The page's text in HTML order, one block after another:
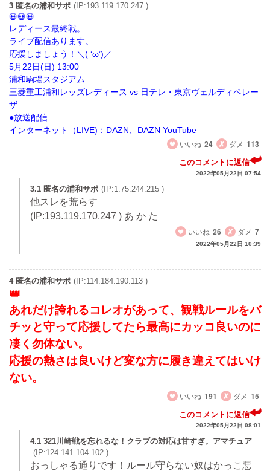
3 匿名の浦和サポ (IP:193.119.170.247 )
レディース最終戦。
ライブ配信あります。
応援しましょう！＼( ‘ω’)／
5月22日(日) 13:00
浦和駒場スタジアム
三菱重工浦和レッズレディース vs 日テレ・東京ヴェルディベレー
ザ
●放送配信
インターネット（LIVE)：DAZN、DAZN YouTube
いいね 24 ダメ 113
このコメントに返信
2022年05月22日 07:54
3.1 匿名の浦和サポ (IP:1.75.244.215 )
他スレを荒らす
(IP:193.119.170.247 ) あ か た
いいね 26 ダメ 7
2022年05月22日 10:39
4 匿名の浦和サポ (IP:114.184.190.113 )
あれだけ誇れるコレオがあって、観戦ルールをバ
チッと守って応援してたら最高にカッコ良いのに
凄く勿体ない。
応援の熱さは良いけど変な方に履き違えてはいけ
ない。
いいね 191 ダメ 15
このコメントに返信
2022年05月22日 08:01
4.1 321川崎戦を忘れるな！クラブの対応は甘すぎ。アマチュア
(IP:124.141.104.102 )
おっしゃる通りです！ルール守らない奴はかっこ悪